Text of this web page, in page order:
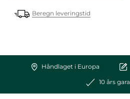
Beregn leveringstid
Håndlaget i Europa
10 års